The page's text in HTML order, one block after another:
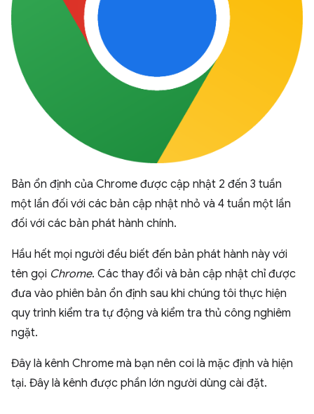
Bản ổn định của Chrome được cập nhật 2 đến 3 tuần
một lần đối với các bản cập nhật nhỏ và 4 tuần một lần
đối với các bản phát hành chính.
Hầu hết mọi người đều biết đến bản phát hành này với
tên gọi Chrome. Các thay đổi và bản cập nhật chỉ được
đưa vào phiên bản ổn định sau khi chúng tôi thực hiện
quy trình kiểm tra tự động và kiểm tra thủ công nghiêm
ngặt.
Đây là kênh Chrome mà bạn nên coi là mặc định và hiện
tại. Đây là kênh được phần lớn người dùng cài đặt.